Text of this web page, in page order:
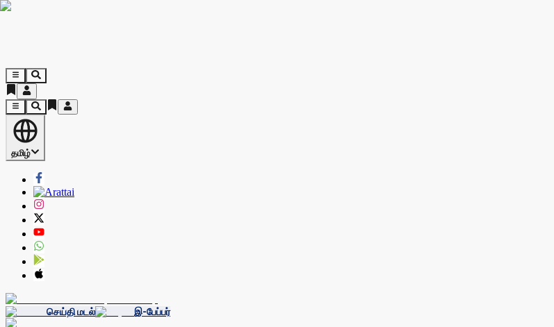
தமிழ்
செய்தி மடல் இ-பேப்பர்